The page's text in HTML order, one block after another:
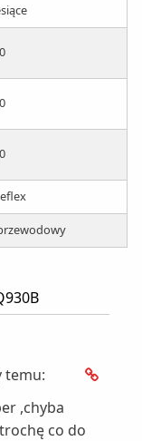
temu:
,chyba
co do